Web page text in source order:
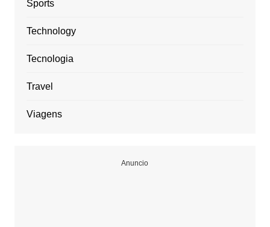
Sports
Technology
Tecnologia
Travel
Viagens
Anuncio